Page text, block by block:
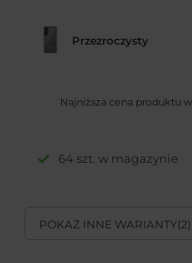
POKAŻ INNE WARIANTY(2)
Przezroczysty
Najniższa cena produktu
64 szt. w magazynie